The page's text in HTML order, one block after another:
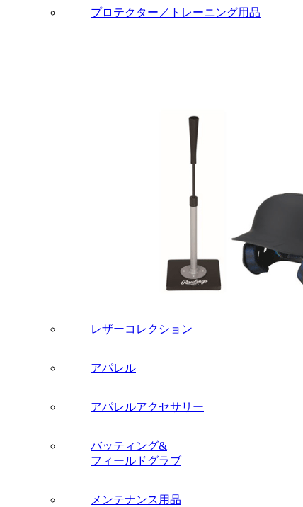
プロテクター／トレーニング用品
レザーコレクション
アパレル
アパレルアクセサリー
バッティング&
フィールドグラブ
メンテナンス用品